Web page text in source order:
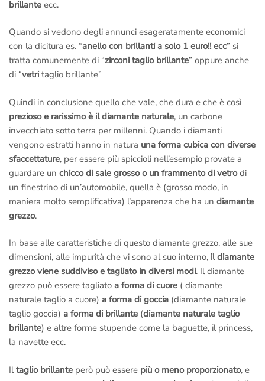
brillante ecc.
Quando si vedono degli annunci esageratamente economici
con la dicitura es. “anello con brillanti a solo 1 euro!! ecc” si
tratta comunemente di “zirconi taglio brillante” oppure anche
di “vetri taglio brillante”
Quindi in conclusione quello che vale, che dura e che è così
prezioso e rarissimo è il diamante naturale, un carbone
invecchiato sotto terra per millenni. Quando i diamanti
vengono estratti hanno in natura una forma cubica con diverse
sfaccettature, per essere più spiccioli nell’esempio provate a
guardare un chicco di sale grosso o un frammento di vetrodi
un finestrino di un’automobile, quella è (grosso modo, in
maniera molto semplificativa) l’apparenza che ha un diamante
grezzo.
In base alle caratteristiche di questo diamante grezzo, alle sue
dimensioni, alle impurità che vi sono al suo interno, il diamante
grezzo viene suddiviso e tagliato in diversi modi. Il diamante
grezzo può essere tagliato a forma di cuore ( diamante
naturale taglio a cuore) a forma di goccia (diamante naturale
taglio goccia) a forma di brillante (diamante naturale taglio
brillante) e altre forme stupende come la baguette, il princess,
la navette ecc.
Iltaglio brillante però può essere più o meno proporzionato, e